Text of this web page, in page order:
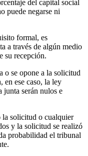
del capital social
puede negarse ni
formal, es
a través de algún medio
su recepción.
o se opone a la solicitud
en ese caso, la ley
junta serán nulos e
la solicitud o cualquier
y la solicitud se realizó
probabilidad el tribunal